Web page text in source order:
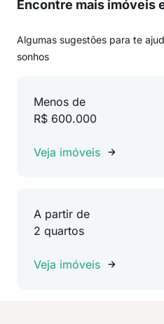
Encontre mais imóveis
Algumas sugestões para te
sonhos
Menos de
R$ 600.000
Veja imóveis
A partir de
2 quartos
Veja imóveis